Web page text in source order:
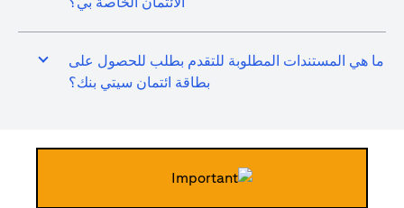
ما هي المستندات المطلوبة للتقدم بطلب للحصول على
بطاقة ائتمان سيتي بنك؟